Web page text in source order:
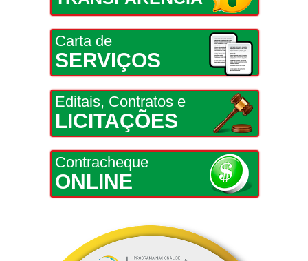
Carta de
SERVIÇOS
Editais, Contratos e
LICITAÇÕES
Contracheque
ONLINE